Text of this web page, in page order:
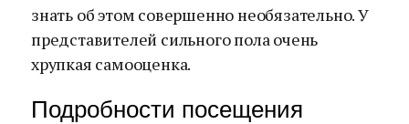
знать об этом совершенно необязательно. У
представителей сильного пола очень
хрупкая самооценка.
Подробности посещения